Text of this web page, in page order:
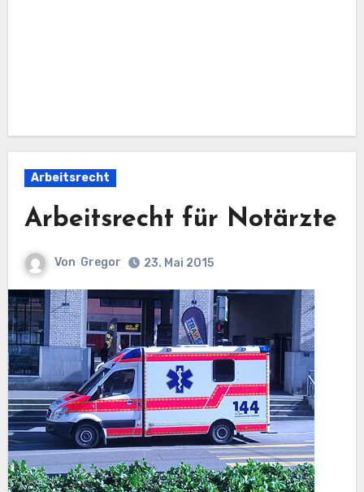
Arbeitsrecht
Arbeitsrecht für Notärzte
Von Gregor 23. Mai 2015